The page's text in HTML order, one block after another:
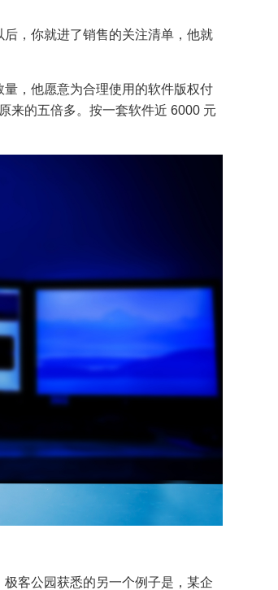
，你就进了销售的关注清单，他就
，他愿意为合理使用的软件版权付
来的五倍多。按一套软件近 6000 元
客公园获悉的另一个例子是，某企